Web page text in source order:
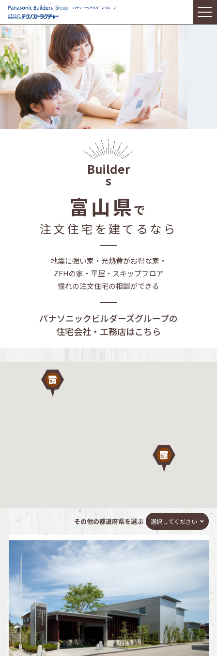
富山県で
注文住宅を建てるなら
地震に強い家・光熱費がお得な家・
ZEHの家・平屋・スキップフロア
憧れの注文住宅の相談ができる
パナソニックビルダーズグループの
住宅会社・工務店はこちら
その他の都道府県を選ぶ 選択してください